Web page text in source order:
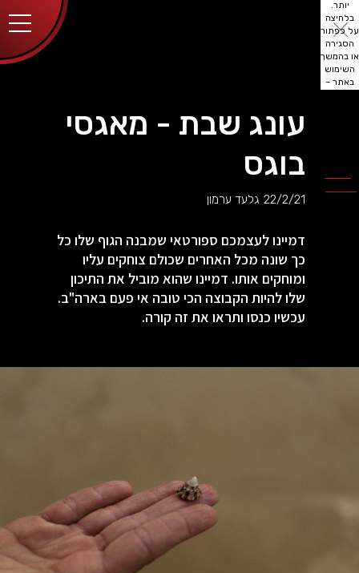
יותר.
בלחיצה
על כפתור
הסגירה
או בהמשך
השימוש
באתר –
עונג שבת - מאגסי
בוגס
22/2/21 גלעד ערמון
דמיינו לעצמכם ספורטאי שמבנה הגוף שלו כל
כך שונה מכל האחרים שכולם צוחקים עליו
ומוחקים אותו. דמיינו שהוא מוביל את התיכון
שלו להיות הקבוצה הכי טובה אי פעם בארה"ב.
עכשיו כנסו ותראו את זה קורה.